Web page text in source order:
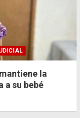
la
a su bebé